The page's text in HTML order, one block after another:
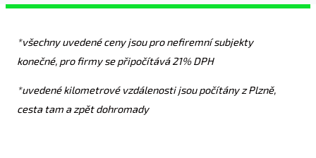
*všechny uvedené ceny jsou pro nefiremní subjekty
konečné, pro firmy se připočítává 21% DPH
*uvedené kilometrové vzdálenosti jsou počítány z Plzně,
cesta tam a zpět dohromady